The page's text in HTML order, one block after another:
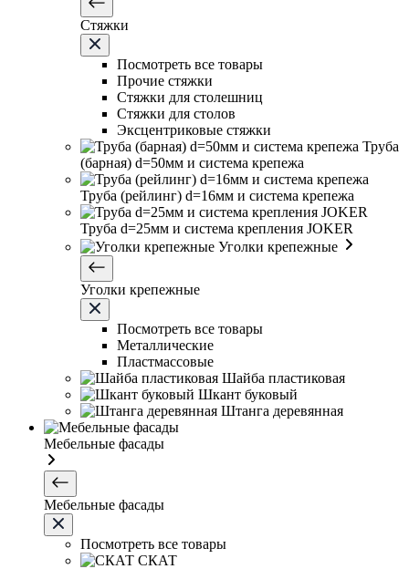
Стяжки
Посмотреть все товары
Прочие стяжки
Стяжки для столешниц
Стяжки для столов
Эксцентриковые стяжки
Труба
(барная) d=50мм и система крепежа
Труба (рейлинг) d=16мм и система крепежа
Труба d=25мм и система крепления JOKER
Уголки крепежные
Уголки крепежные
Посмотреть все товары
Металлические
Пластмассовые
Шайба пластиковая
Шкант буковый
Штанга деревянная
Мебельные фасады
Мебельные фасады
Посмотреть все товары
СКАТ